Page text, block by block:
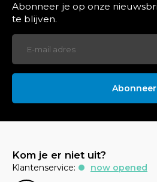
Abonneer je op onze
te blijven.
Abonneer
Kom je er niet uit?
Klantenservice:
now opened